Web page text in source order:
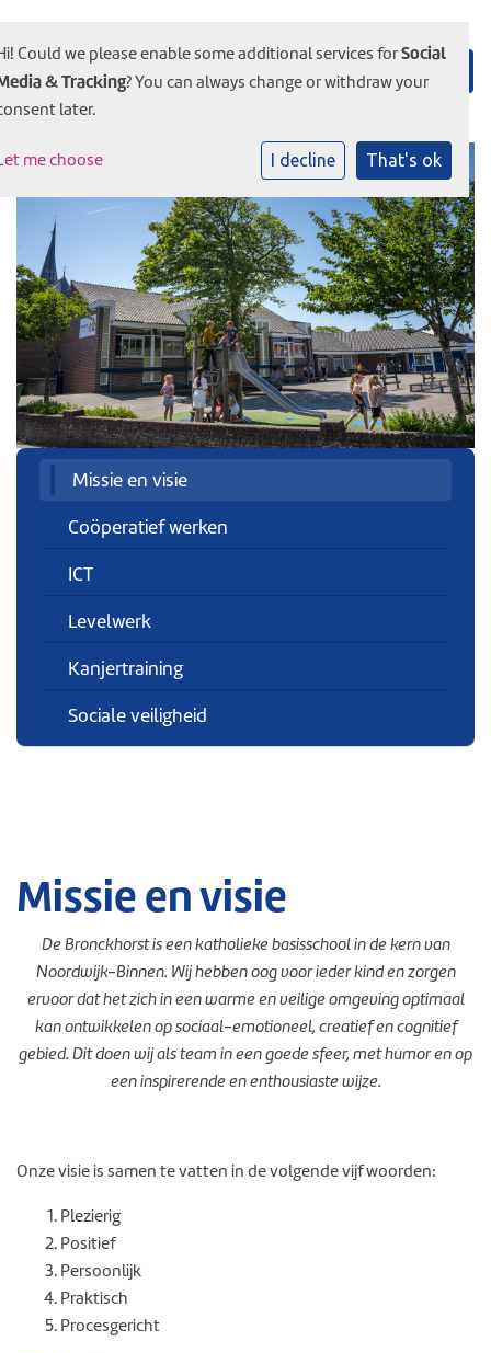
Missie en visie
Coöperatief werken
ICT
Levelwerk
Kanjertraining
Sociale veiligheid
Missie en visie
De Bronckhorst is een katholieke basisschool in de kern van
Noordwijk-Binnen. Wij hebben oog voor ieder kind en zorgen
ervoor dat het zich in een warme en veilige omgeving optimaal
kan ontwikkelen op sociaal-emotioneel, creatief en cognitief
gebied. Dit doen wij als team in een goede sfeer, met humor en op
een inspirerende en enthousiaste wijze.
Onze visie is samen te vatten in de volgende vijf woorden:
Plezierig
Positief
Persoonlijk
Praktisch
Procesgericht
Could we please enable some additional services forSocial
& Tracking? You can always change or withdraw your
later.
me choose I decline That's ok